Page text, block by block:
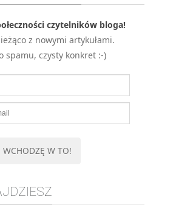
czytelników bloga!
z nowymi artykułami.
spamu, czysty konkret :-)